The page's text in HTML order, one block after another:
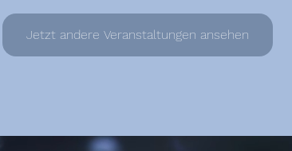
Jetzt andere Veranstaltungen ansehen